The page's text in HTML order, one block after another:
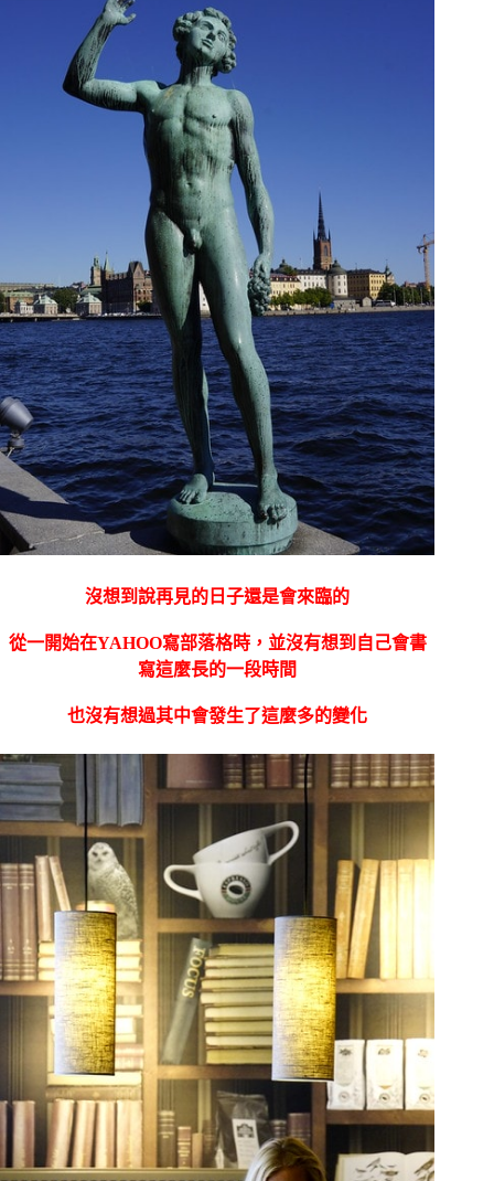
沒想到說再見的日子還是會來臨的
從一開始在YAHOO寫部落格時，並沒有想到自己會書
寫這麼長的一段時間
也沒有想過其中會發生了這麼多的變化